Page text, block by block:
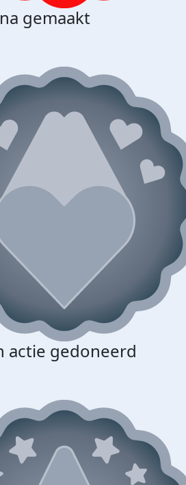
gemaakt
actie gedoneerd